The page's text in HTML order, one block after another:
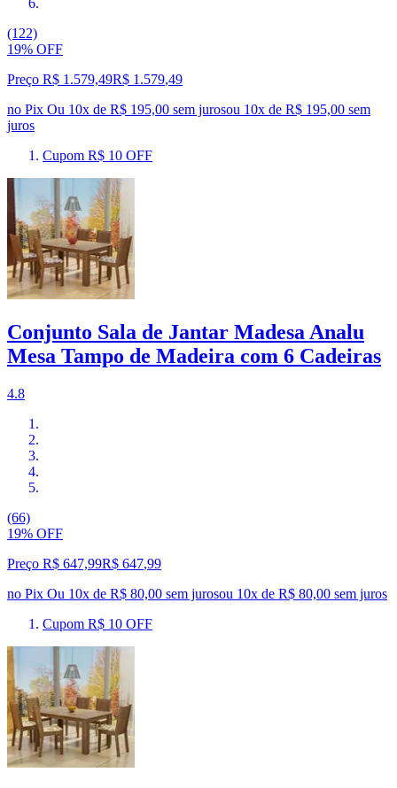
(122)
19% OFF
Preço R$ 1.579,49R$ 1.579,49
no Pix Ou 10x de R$ 195,00 sem jurosou 10x de R$ 195,00 sem
juros
Cupom R$ 10 OFF
Conjunto Sala de Jantar Madesa Analu
Mesa Tampo de Madeira com 6 Cadeiras
4.8
(66)
19% OFF
Preço R$ 647,99R$ 647,99
no Pix Ou 10x de R$ 80,00 sem jurosou 10x de R$ 80,00 sem juros
Cupom R$ 10 OFF